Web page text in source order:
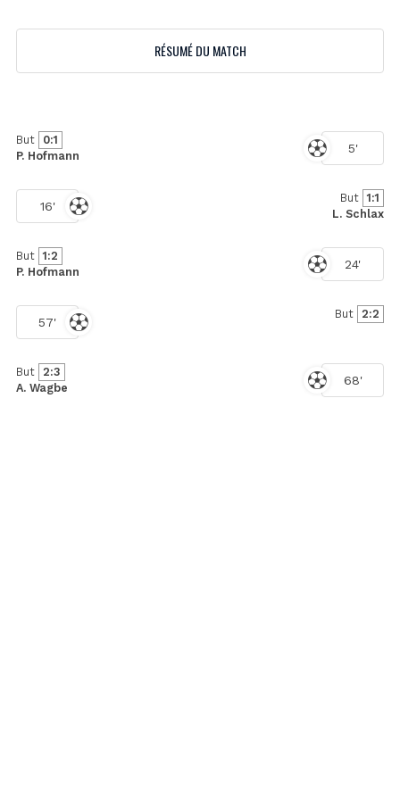
RÉSUMÉ DU MATCH
5'
But
0:1
P. Hofmann
16'
But 1:1
L. Schlax
24'
But 1:2
P. Hofmann
57'
But 2:2
68'
But 2:3
A. Wagbe